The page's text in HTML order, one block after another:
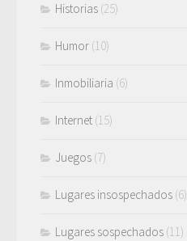
Historias (25)
Humor (10)
Inmobiliaria (6)
Internet (15)
Juegos (7)
Lugares insospechados (6)
Lugares sospechados (11)